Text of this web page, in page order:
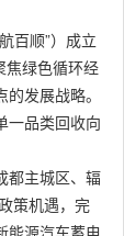
百顺”）成立
焦绿色循环经
发展战略。
一品类回收向
都主城区、辐
策机遇，完
能源汽车蓄电